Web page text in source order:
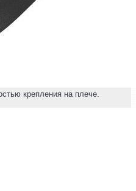
крепления на плече.